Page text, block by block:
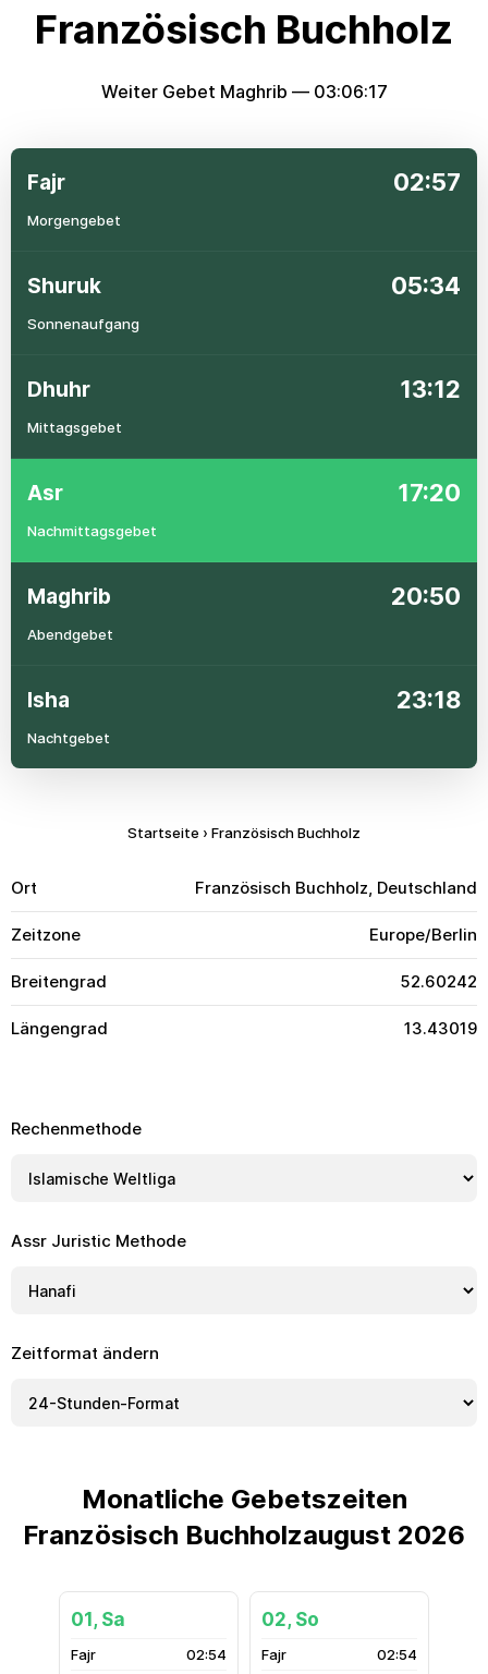
Französisch Buchholz
Weiter Gebet Maghrib — 03:06:17
Fajr 02:57
Morgengebet
Shuruk 05:34
Sonnenaufgang
Dhuhr 13:12
Mittagsgebet
Asr 17:20
Nachmittagsgebet
Maghrib 20:50
Abendgebet
Isha 23:18
Nachtgebet
Startseite › Französisch Buchholz
Ort Französisch Buchholz, Deutschland
Zeitzone Europe/Berlin
Breitengrad 52.60242
Längengrad 13.43019
Rechenmethode
Assr Juristic Methode
Zeitformat ändern
Monatliche Gebetszeiten
Französisch Buchholzaugust 2026
01, Sa
02:54
02, So
02:54